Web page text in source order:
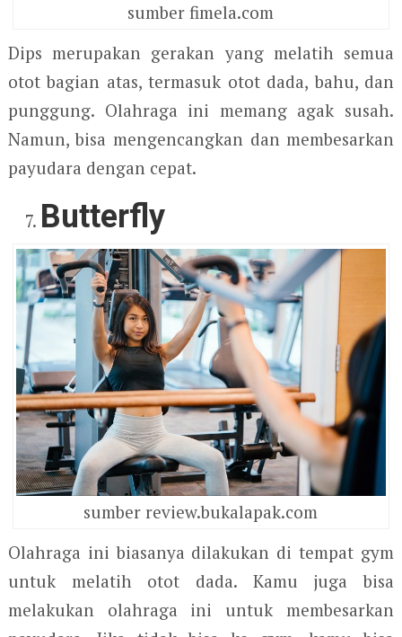
sumber fimela.com
Dips merupakan gerakan yang melatih semua
otot bagian atas, termasuk otot dada, bahu, dan
punggung. Olahraga ini memang agak susah.
Namun, bisa mengencangkan dan membesarkan
payudara dengan cepat.
Butterfly
sumber review.bukalapak.com
Olahraga ini biasanya dilakukan di tempat gym
untuk melatih otot dada. Kamu juga bisa
melakukan olahraga ini untuk membesarkan